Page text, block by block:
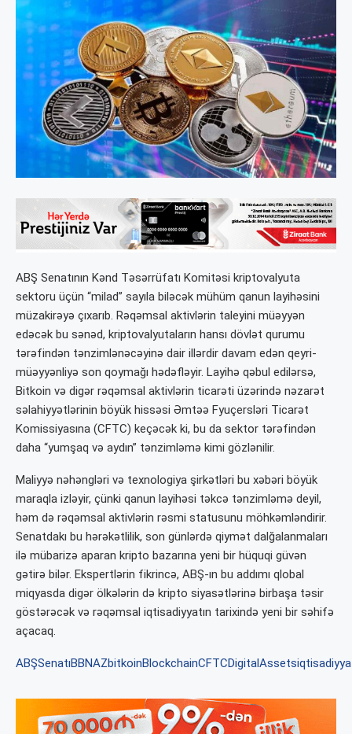
ABŞ Senatının Kənd Təsərrüfatı Komitəsi kriptovalyuta
sektoru üçün “milad” sayıla biləcək mühüm qanun layihəsini
müzakirəyə çıxarıb. Rəqəmsal aktivlərin taleyini müəyyən
edəcək bu sənəd, kriptovalyutaların hansı dövlət qurumu
tərəfindən tənzimlənəcəyinə dair illərdir davam edən qeyri-
müəyyənliyə son qoymağı hədəfləyir. Layihə qəbul edilərsə,
Bitkoin və digər rəqəmsal aktivlərin ticarəti üzərində nəzarət
səlahiyyətlərinin böyük hissəsi Əmtəə Fyuçersləri Ticarət
Komissiyasına (CFTC) keçəcək ki, bu da sektor tərəfindən
daha “yumşaq və aydın” tənzimləmə kimi gözlənilir.
Maliyyə nəhəngləri və texnologiya şirkətləri bu xəbəri böyük
maraqla izləyir, çünki qanun layihəsi təkcə tənzimləmə deyil,
həm də rəqəmsal aktivlərin rəsmi statusunu möhkəmləndirir.
Senatdakı bu hərəkətlilik, son günlərdə qiymət dalğalanmaları
ilə mübarizə aparan kripto bazarına yeni bir hüquqi güvən
gətirə bilər. Ekspertlərin fikrincə, ABŞ-ın bu addımı qlobal
miqyasda digər ölkələrin də kripto siyasətlərinə birbaşa təsir
göstərəcək və rəqəmsal iqtisadiyyatın tarixində yeni bir səhifə
açacaq.
ABŞSenatıBBNAZbitkoinBlockchainCFTCDigitalAssets